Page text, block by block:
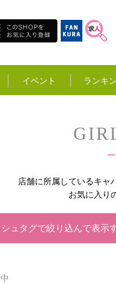
イベント ランキ
店舗に所属しているキャ
お気に入り
ュタグで絞り込んで表示